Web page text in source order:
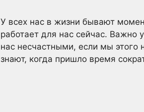
У всех нас в жизни бывают
работает для нас сейчас. Важно
нас несчастными, если мы этого
знают, когда пришло время